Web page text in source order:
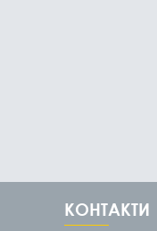
КОНТАКТИ